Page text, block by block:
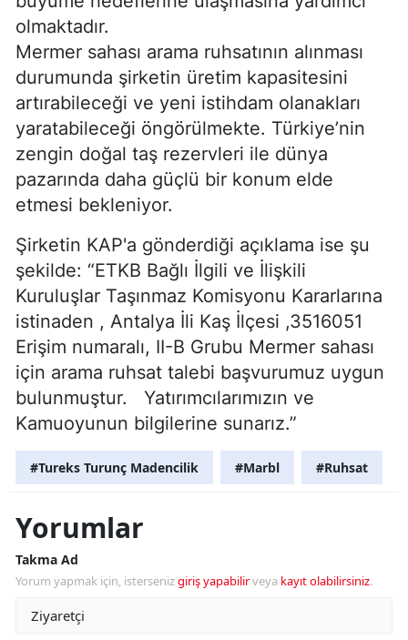
olmaktadır.
Mermer sahası arama ruhsatının alınması
durumunda şirketin üretim kapasitesini
artırabileceği ve yeni istihdam olanakları
yaratabileceği öngörülmekte. Türkiye’nin
zengin doğal taş rezervleri ile dünya
pazarında daha güçlü bir konum elde
etmesi bekleniyor.
Şirketin KAP'a gönderdiği açıklama ise şu
şekilde: “ETKB Bağlı İlgili ve İlişkili
Kuruluşlar Taşınmaz Komisyonu Kararlarına
istinaden , Antalya İli Kaş İlçesi ,3516051
Erişim numaralı, II-B Grubu Mermer sahası
için arama ruhsat talebi başvurumuz uygun
bulunmuştur. Yatırımcılarımızın ve
Kamuoyunun bilgilerine sunarız.”
#Tureks Turunç Madencilik #Marbl #Ruhsat
Yorumlar
Takma Ad
Yorum yapmak için, istersenizgiriş yapabilirveya kayıt olabilirsiniz.